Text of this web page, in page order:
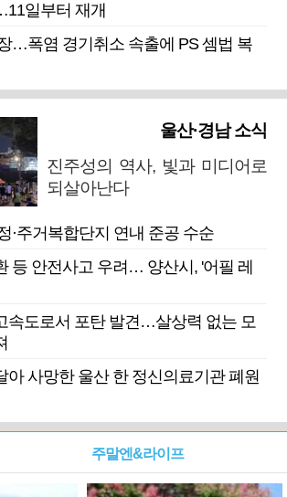
일부터 재개
…폭염 경기취소 속출에 PS 셈법 복
울산·경남 소식
진주성의 역사, 빛과 미디어로
되살아난다
·주거복합단지 연내 준공 수순
등 안전사고 우려… 양산시, '어필 레
속도로서 포탄 발견…살상력 없는 모
아 사망한 울산 한 정신의료기관 폐원
주말엔&라이프